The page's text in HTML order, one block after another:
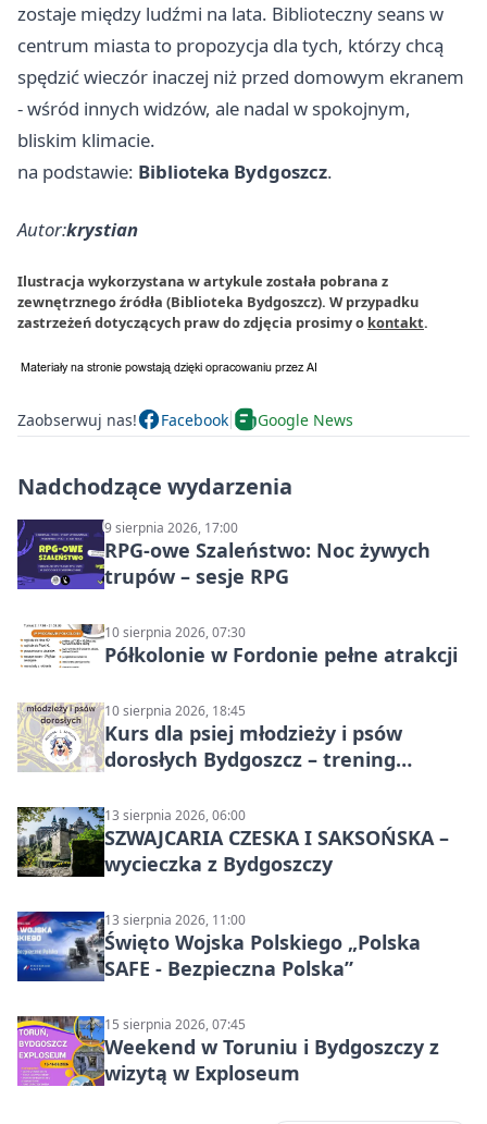
zostaje między ludźmi na lata. Biblioteczny seans w
centrum miasta to propozycja dla tych, którzy chcą
spędzić wieczór inaczej niż przed domowym ekranem
- wśród innych widzów, ale nadal w spokojnym,
bliskim klimacie.
na podstawie: Biblioteka Bydgoszcz.
Autor:krystian
Ilustracja wykorzystana w artykule została pobrana z
zewnętrznego źródła (Biblioteka Bydgoszcz). W przypadku
zastrzeżeń dotyczących praw do zdjęcia prosimy o kontakt.
Zaobserwuj nas! Facebook Google News
Nadchodzące wydarzenia
9 sierpnia 2026, 17:00
RPG-owe Szaleństwo: Noc żywych
trupów – sesje RPG
10 sierpnia 2026, 07:30
Półkolonie w Fordonie pełne atrakcji
10 sierpnia 2026, 18:45
Kurs dla psiej młodzieży i psów
dorosłych Bydgoszcz – trening
13 sierpnia 2026, 06:00
SZWAJCARIA CZESKA I SAKSOŃSKA –
wycieczka z Bydgoszczy
13 sierpnia 2026, 11:00
Święto Wojska Polskiego „Polska
SAFE - Bezpieczna Polska”
15 sierpnia 2026, 07:45
Weekend w Toruniu i Bydgoszczy z
wizytą w Exploseum